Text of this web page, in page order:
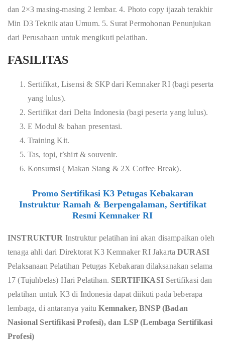
dan 2×3 masing-masing 2 lembar. 4. Photo copy ijazah terakhir
Min D3 Teknik atau Umum. 5. Surat Permohonan Penunjukan
dari Perusahaan untuk mengikuti pelatihan.
FASILITAS
Sertifikat, Lisensi & SKP dari Kemnaker RI (bagi peserta
yang lulus).
Sertifikat dari Delta Indonesia (bagi peserta yang lulus).
E Modul & bahan presentasi.
Training Kit.
Tas, topi, t’shirt & souvenir.
Konsumsi ( Makan Siang & 2X Coffee Break).
Promo Sertifikasi K3 Petugas Kebakaran
Instruktur Ramah & Berpengalaman, Sertifikat
Resmi Kemnaker RI
INSTRUKTUR Instruktur pelatihan ini akan disampaikan oleh
tenaga ahli dari Direktorat K3 Kemnaker RI JakartaDURASI
Pelaksanaan Pelatihan Petugas Kebakaran dilaksanakan selama
17 (Tujuhbelas) Hari Pelatihan. SERTIFIKASI Sertifikasi dan
pelatihan untuk K3 di Indonesia dapat diikuti pada beberapa
lembaga, di antaranya yaituKemnaker, BNSP (Badan
Nasional Sertifikasi Profesi), dan LSP (Lembaga Sertifikasi
Profesi)